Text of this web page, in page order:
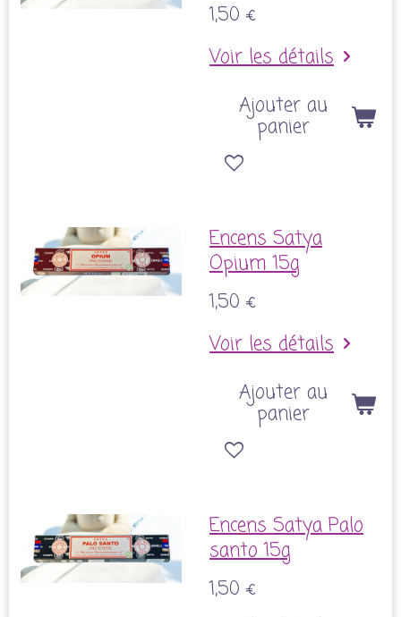
1,50 €
Voir les détails
Ajouter au
panier
Encens Satya
Opium 15g
1,50 €
Voir les détails
Ajouter au
panier
Encens Satya Palo
santo 15g
1,50 €